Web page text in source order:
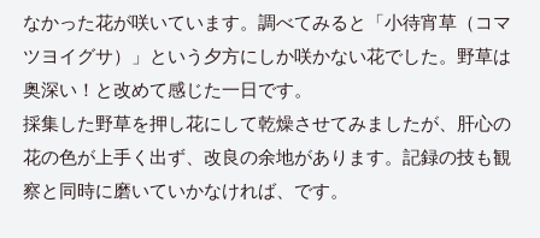
なかった花が咲いています。調べてみると「小待宵草（コマ
ツヨイグサ）」という夕方にしか咲かない花でした。野草は
奥深い！と改めて感じた一日です。
採集した野草を押し花にして乾燥させてみましたが、肝心の
花の色が上手く出ず、改良の余地があります。記録の技も観
察と同時に磨いていかなければ、です。